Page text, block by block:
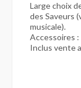
Large choix
des Saveurs
musicale).
Accessoires
Inclus vente